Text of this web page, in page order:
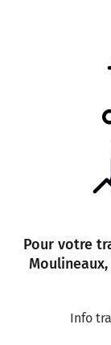
Pour votre
Info